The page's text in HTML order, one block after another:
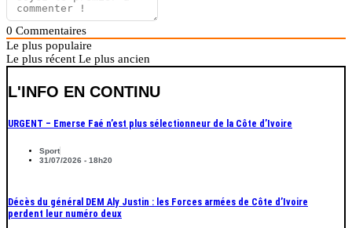
0 Commentaires
Le plus populaire
Le plus récent Le plus ancien
L'INFO EN CONTINU
URGENT – Emerse Faé n’est plus sélectionneur de la Côte d’Ivoire
Sport
31/07/2026 - 18h20
Décès du général DEM Aly Justin : les Forces armées de Côte d’Ivoire
perdent leur numéro deux